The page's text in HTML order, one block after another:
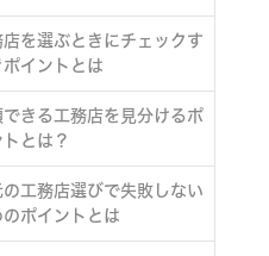
店を選ぶときにチェックす
ポイントとは
できる工務店を見分けるポ
トとは？
の工務店選びで失敗しない
のポイントとは